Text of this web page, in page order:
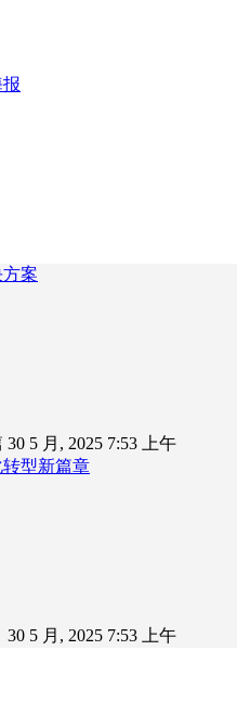
案
30 5 月, 2025 7:53 上午
型新篇章
30 5 月, 2025 7:53 上午